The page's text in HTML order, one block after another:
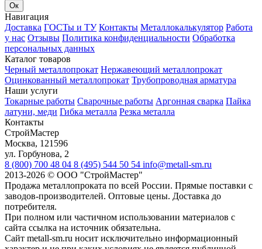
Ок
Навигация
Доставка ГОСТы и ТУ Контакты Металлокалькулятор Работа
у нас Отзывы Политика конфиденциальности Обработка
персональных данных
Каталог товаров
Черный металлопрокат Нержавеющий металлопрокат
Оцинкованный металлопрокат Трубопроводная арматура
Наши услуги
Токарные работы Сварочные работы Аргонная сварка Пайка
латуни, меди Гибка металла Резка металла
Контакты
СтройМастер
Москва, 121596
ул. Горбунова, 2
8 (800) 700 48 04 8 (495) 544 50 54 info@metall-sm.ru
2013-2026 © ООО "СтройМастер"
Продажа металлопроката по всей России. Прямые поставки с
заводов-производителей. Оптовые цены. Доставка до
потребителя.
При полном или частичном использовании материалов с
сайта ссылка на источник обязательна.
Сайт metall-sm.ru носит исключительно информационный